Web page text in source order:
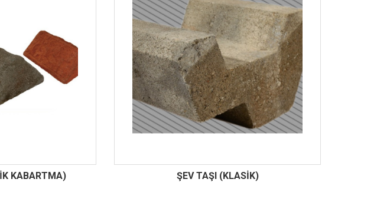
KABARTMA) ŞEV TAŞI (KLASİK)